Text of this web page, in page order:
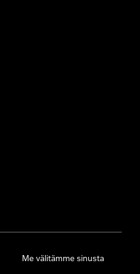
Me välitämme sinusta